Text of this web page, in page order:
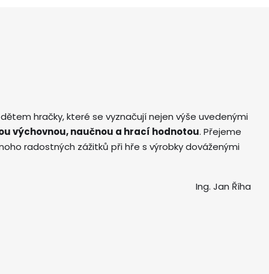
hračky, které se vyznačují nejen výše uvedenými
výchovnou, naučnou a hrací hodnotou. Přejeme
radostných zážitků při hře s výrobky dováženými
Ing. Jan Říha